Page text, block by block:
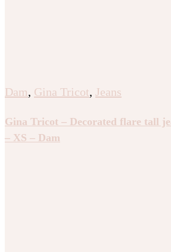
Dam, Gina Tricot, Jeans
Gina Tricot – Decorated flare tall
– XS – Dam